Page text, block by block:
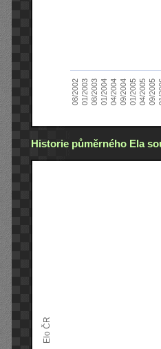
08/200201/200308/200301/200404/200409/200401/200504/200509/2005
Historie půměrného Ela
Elo ČR